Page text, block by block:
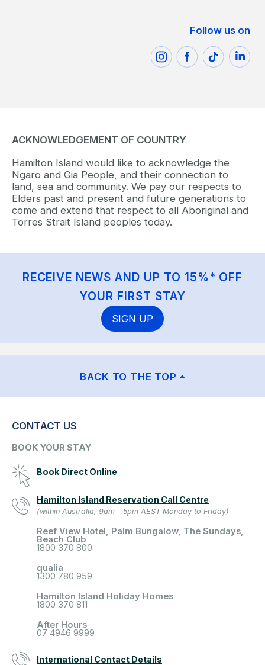
Follow us on
ACKNOWLEDGEMENT OF COUNTRY
Hamilton Island would like to acknowledge the
Ngaro and Gia People, and their connection to
land, sea and community. We pay our respects to
Elders past and present and future generations to
come and extend that respect to all Aboriginal and
Torres Strait Island peoples today.
RECEIVE NEWS AND UP TO 15%* OFF
YOUR FIRST STAY
SIGN UP
BACK TO THE TOP
CONTACT US
BOOK YOUR STAY
Book Direct Online
Hamilton Island Reservation Call Centre
(within Australia, 9am - 5pm AEST Monday to Friday)
Reef View Hotel, Palm Bungalow, The Sundays,
Beach Club
1800 370 800
qualia
1300 780 959
Hamilton Island Holiday Homes
1800 370 811
After Hours
07 4946 9999
International Contact Details